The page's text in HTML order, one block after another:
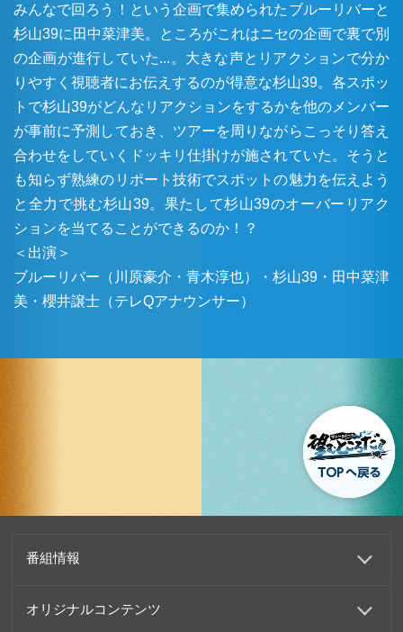
みんなで回ろう！という企画で集められたブルーリバーと
杉山39に田中菜津美。ところがこれはニセの企画で裏で別
の企画が進行していた...。大きな声とリアクションで分か
りやすく視聴者にお伝えするのが得意な杉山39。各スポッ
トで杉山39がどんなリアクションをするかを他のメンバー
が事前に予測しておき、ツアーを周りながらこっそり答え
合わせをしていくドッキリ仕掛けが施されていた。そうと
も知らず熟練のリポート技術でスポットの魅力を伝えよう
と全力で挑む杉山39。果たして杉山39のオーバーリアク
ションを当てることができるのか！？
＜出演＞
ブルーリバー（川原豪介・青木淳也）・杉山39・田中菜津
美・櫻井譲士（テレQアナウンサー）
番組情報
オリジナルコンテンツ